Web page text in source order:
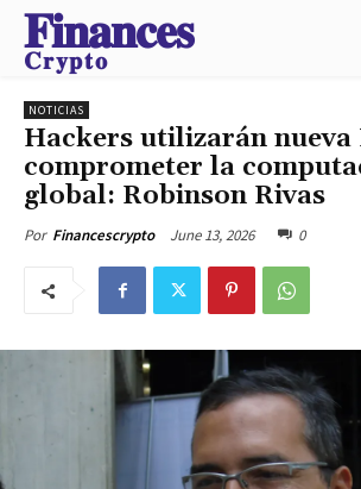
𝐅𝐢𝐧𝐚𝐧𝐜𝐞𝐬
𝐂𝐫𝐲𝐩𝐭𝐨
NOTICIAS
Hackers utilizarán nueva
comprometer la
global: Robinson Rivas
Por Financescrypto June 13, 2026 0